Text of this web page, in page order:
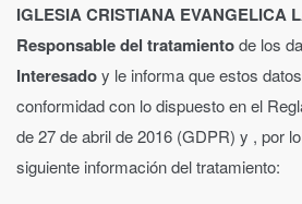
IGLESIA CRISTIANA EVANGELICA
Responsable del tratamientode los
Interesadoy le informa que estos
conformidad con lo dispuesto en el
de 27 de abril de 2016 (GDPR) y , por
siguiente información del tratamiento: